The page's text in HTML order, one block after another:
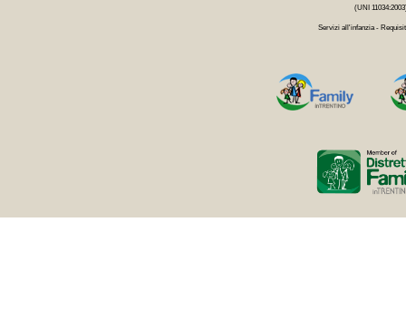
(UNI
Servizi all'infanzia -